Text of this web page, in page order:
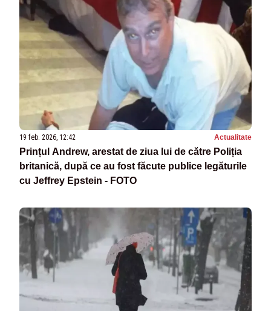
19 feb. 2026, 12:42 Actualitate
Prințul Andrew, arestat de ziua lui de către Poliția
britanică, după ce au fost făcute publice legăturile
cu Jeffrey Epstein - FOTO